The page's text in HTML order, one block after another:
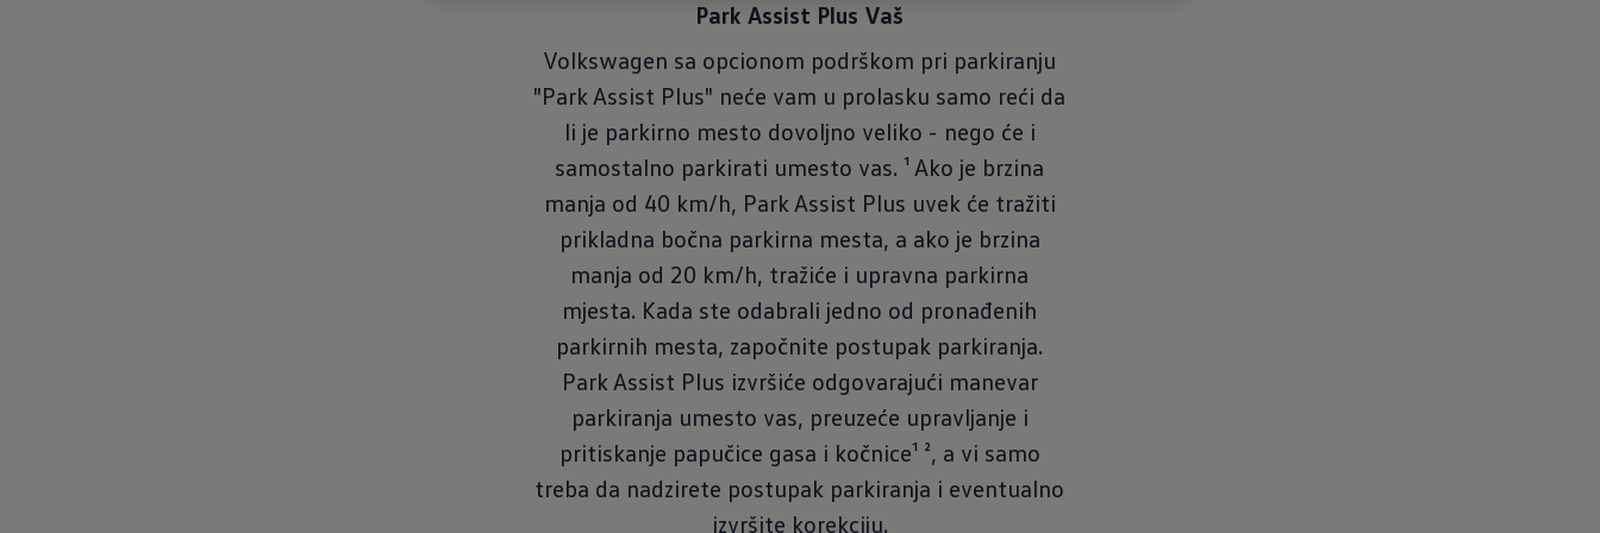
Park Assist Plus Vaš
Volkswagen sa opcionom podrškom pri parkiranju
"Park Assist Plus" neće vam u prolasku samo reći da
li je parkirno mesto dovoljno veliko - nego će i
samostalno parkirati umesto vas. ¹ Ako je brzina
manja od 40 km/h, Park Assist Plus uvek će tražiti
prikladna bočna parkirna mesta, a ako je brzina
manja od 20 km/h, tražiće i upravna parkirna
mjesta. Kada ste odabrali jedno od pronađenih
parkirnih mesta, započnite postupak parkiranja.
Park Assist Plus izvršiće odgovarajući manevar
parkiranja umesto vas, preuzeće upravljanje i
pritiskanje papučice gasa i kočnice¹ ², a vi samo
treba da nadzirete postupak parkiranja i eventualno
izvršite korekciju.